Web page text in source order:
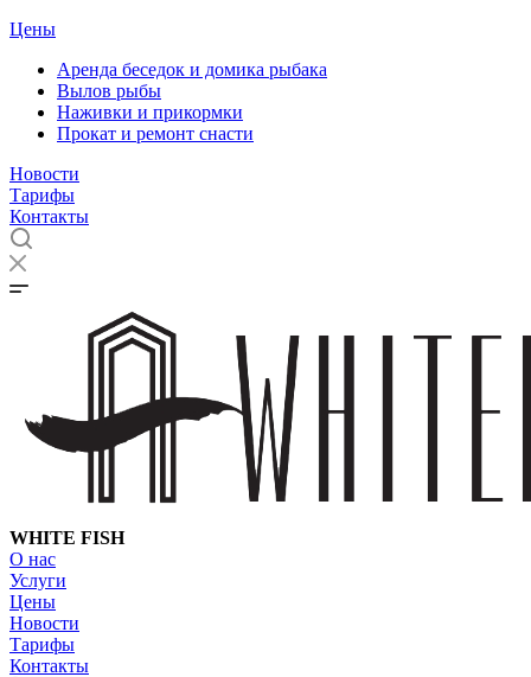
Цены
Аренда беседок и домика рыбака
Вылов рыбы
Наживки и прикормки
Прокат и ремонт снасти
Новости
Тарифы
Контакты
WHITE FISH
О нас
Услуги
Цены
Новости
Тарифы
Контакты